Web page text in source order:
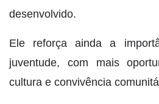
desenvolvido.
Ele reforça ainda a
juventude, com mais
cultura e convivência